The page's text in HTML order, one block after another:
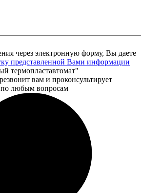
через электронную форму, Вы даете
представленной Вами информации
термопластавтомат"
вам и проконсультирует
по любым вопросам